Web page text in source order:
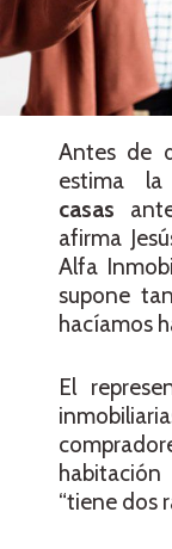
Antes de
estima
casas
afirma
Alfa
supone
hacíamos
El
“tiene dos